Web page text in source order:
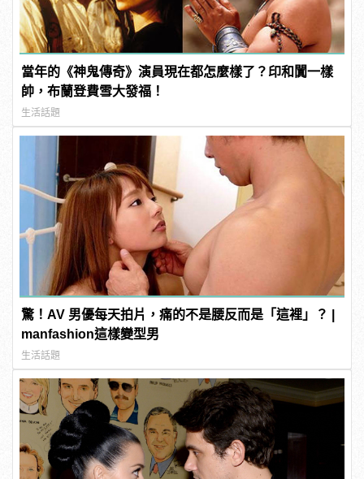
當年的《神鬼傳奇》演員現在都怎麼樣了？印和闐一樣
帥，布蘭登費雪大發福！
生活話題
驚！AV 男優每天拍片，痛的不是腰反而是「這裡」？ |
manfashion這樣變型男
生活話題